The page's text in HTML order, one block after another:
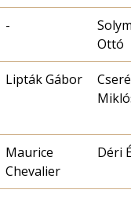
-
Ottó
Lipták Gábor
Maurice
Chevalier
Déri